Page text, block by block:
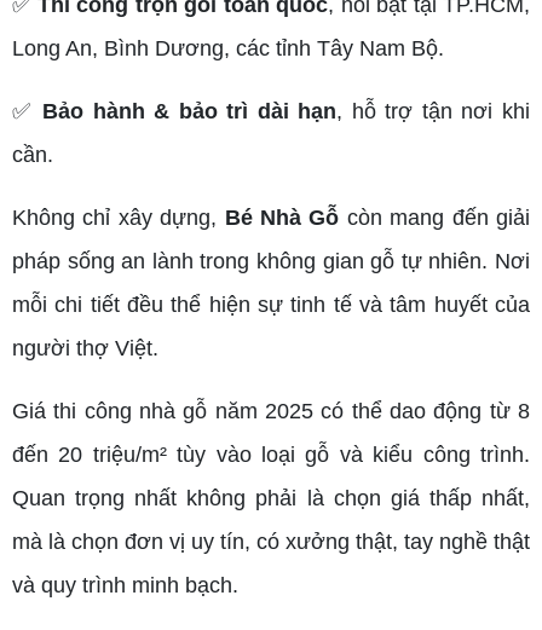
✅ Thi công trọn gói toàn quốc, nổi bật tại TP.HCM,
Long An, Bình Dương, các tỉnh Tây Nam Bộ.
✅ Bảo hành & bảo trì dài hạn, hỗ trợ tận nơi khi
cần.
Không chỉ xây dựng, Bé Nhà Gỗ còn mang đến giải
pháp sống an lành trong không gian gỗ tự nhiên. Nơi
mỗi chi tiết đều thể hiện sự tinh tế và tâm huyết của
người thợ Việt.
Giá thi công nhà gỗ năm 2025 có thể dao động từ 8
đến 20 triệu/m² tùy vào loại gỗ và kiểu công trình.
Quan trọng nhất không phải là chọn giá thấp nhất,
mà là chọn đơn vị uy tín, có xưởng thật, tay nghề thật
và quy trình minh bạch.